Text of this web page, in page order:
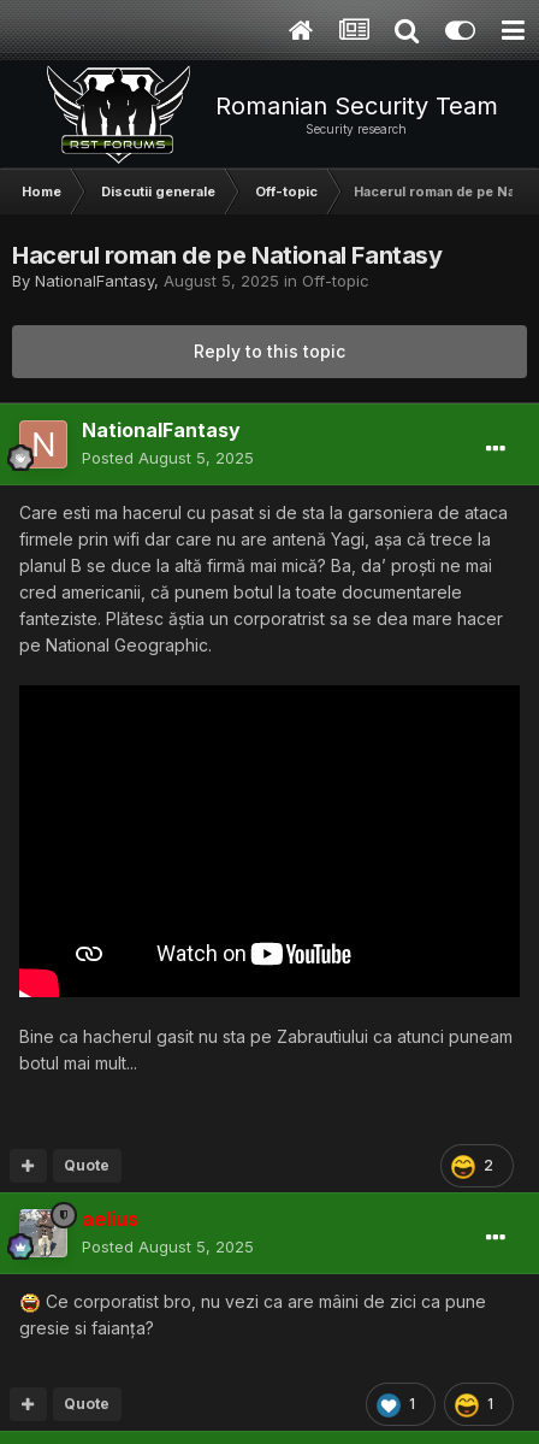
Romanian Security Team
Security research
Home Discutii generale Off-topic Hacerul roman de pe
Hacerul roman de pe National Fantasy
By NationalFantasy, August 5, 2025 in Off-topic
Reply to this topic
NationalFantasy
Posted August 5, 2025
Care esti ma hacerul cu pasat si de sta la garsoniera de ataca
firmele prin wifi dar care nu are antenă Yagi, așa că trece la
planul B se duce la altă firmă mai mică? Ba, da’ proști ne mai
cred americanii, că punem botul la toate documentarele
fanteziste. Plătesc ăștia un corporatrist sa se dea mare hacer
pe National Geographic.
Bine ca hacherul gasit nu sta pe Zabrautiului ca atunci puneam
botul mai mult...
2
Quote
aelius
Posted August 5, 2025
Ce corporatist bro, nu vezi ca are mâini de zici ca pune
gresie si faianța?
1 1
Quote